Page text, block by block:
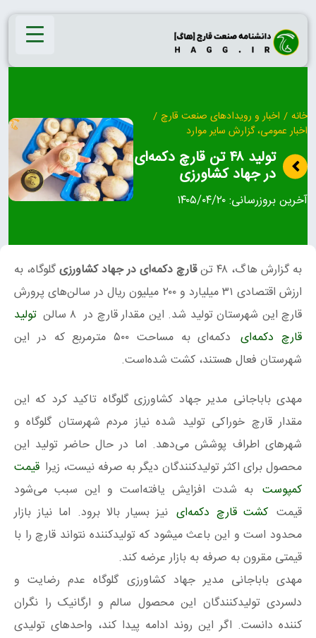
Skip
content
خانه / اخبار و رویدادهای صنعت قارچ /
اخبار عمومی، گزارش سایر موارد
تولید ۴۸ تن قارچ دکمه‌ای
در جهاد کشاورزی
آخرین بروزرسانی:۱۴۰۵/۰۴/۲۰
به گزارش هاگ، ۴۸ تن قارچ دکمه‌ای در جهاد کشاورزیگلوگاه، به
ارزش اقتصادی ۳۱ میلیارد و ۲۰۰ میلیون ریال در سالن‌های پرورش
قارچ این شهرستان تولید شد. این مقدار قارچ در ۸ سالن
تولید
قارچ دکمه‌ای
دکمه‌ای به مساحت ۵۰۰ مترمربع که در این
شهرستان فعال هستند، کشت شده‌است.
مهدی باباجانی مدیر جهاد کشاورزی گلوگاه تاکید کرد که این
مقدار قارچ خوراکی تولید شده نیاز مردم شهرستان گلوگاه و
شهرهای اطراف پوشش می‌دهد. اما در حال حاضر تولید این
محصول برای اکثر تولیدکنندگان دیگر به صرفه نیست، زیرا قیمت
کمپوست به شدت افزایش یافته‌است و این سبب می‌شود
قیمت کشت قارچ دکمه‌ای نیز بسیار بالا برود. اما نیاز بازار
محدود است و این باعث میشود که تولیدکننده نتواند قارچ را با
قیمتی مقرون به صرفه به بازار عرضه کند.
مهدی باباجانی مدیر جهاد کشاورزی گلوگاه عدم رضایت و
دلسردی تولیدکنندگان این محصول سالم و ارگانیک را نگران
کننده دانست. اگر این روند ادامه پیدا کند، واحدهای تولیدی